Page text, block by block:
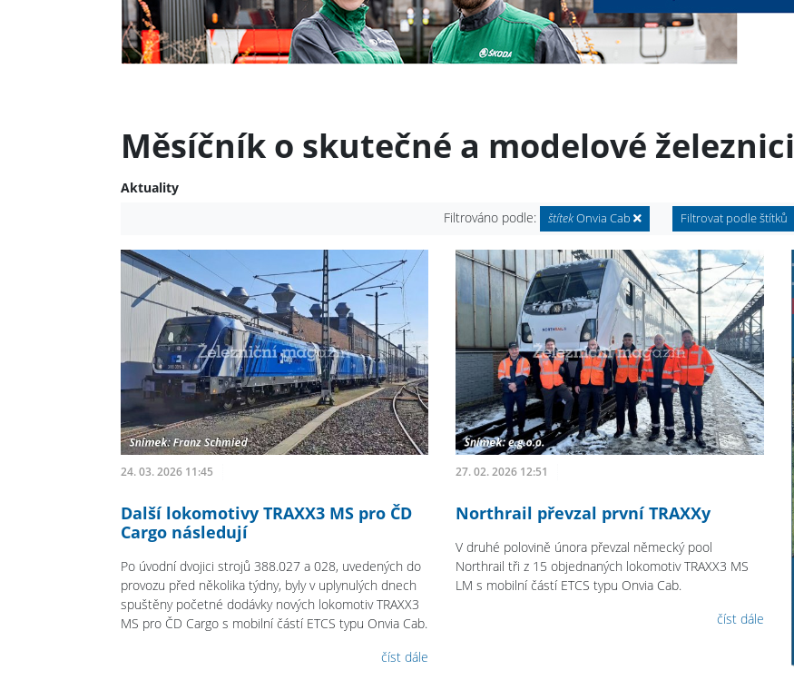
Měsíčník o skutečné a modelové železnici
Aktuality
Filtrováno podle:
štítekOnvia Cab Filtrovat podle štítků
24. 03. 2026 11:45
Další lokomotivy TRAXX3 MS pro ČD
Cargo následují
Po úvodní dvojici strojů 388.027 a 028, uvedených do
provozu před několika týdny, byly v uplynulých dnech
spuštěny početné dodávky nových lokomotiv TRAXX3
MS pro ČD Cargo s mobilní částí ETCS typu Onvia Cab.
číst dále
27. 02. 2026 12:51
Northrail převzal první TRAXXy
V druhé polovině února převzal německý pool
Northrail tři z 15 objednaných lokomotiv TRAXX3 MS
LM s mobilní částí ETCS typu Onvia Cab.
číst dále